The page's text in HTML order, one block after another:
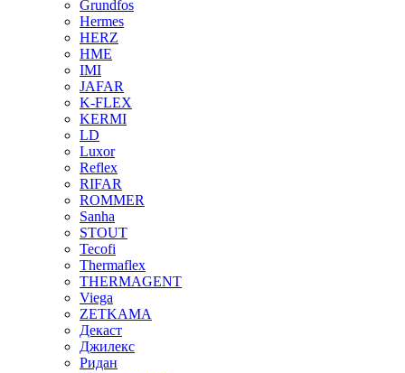
Grundfos
Hermes
HERZ
HME
IMI
JAFAR
K-FLEX
KERMI
LD
Luxor
Reflex
RIFAR
ROMMER
Sanha
STOUT
Tecofi
Thermaflex
THERMAGENT
Viega
ZETKAMA
Декаст
Джилекс
Ридан